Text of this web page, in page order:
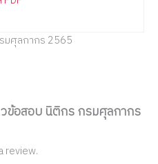
มศุลกากร 2565
ข้อสอบ นิติกร กรมศุลกากร
review.